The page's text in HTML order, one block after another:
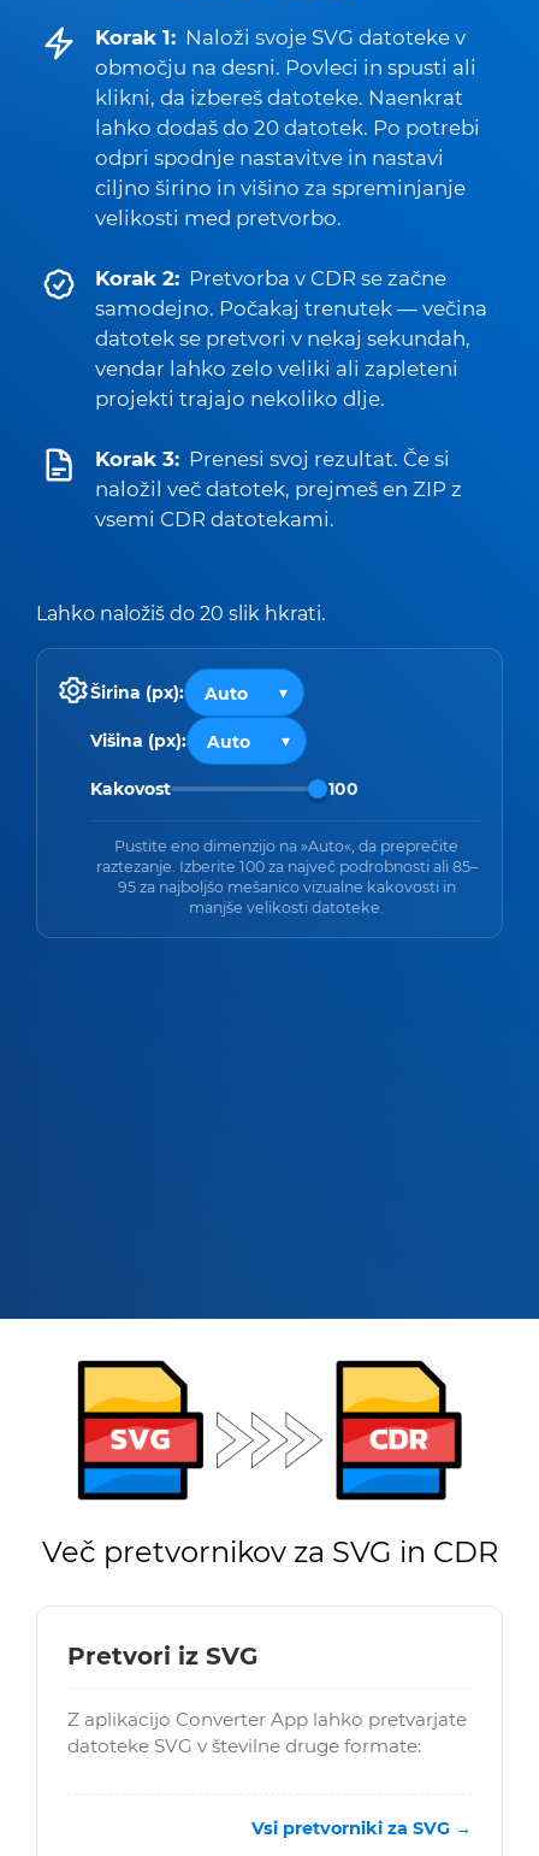
Korak 1: Naloži svoje SVG datoteke v
območju na desni. Povleci in spusti ali
klikni, da izbereš datoteke. Naenkrat
lahko dodaš do 20 datotek. Po potrebi
odpri spodnje nastavitve in nastavi
ciljno širino in višino za spreminjanje
velikosti med pretvorbo.
Korak 2: Pretvorba v CDR se začne
samodejno. Počakaj trenutek — večina
datotek se pretvori v nekaj sekundah,
vendar lahko zelo veliki ali zapleteni
projekti trajajo nekoliko dlje.
Korak 3: Prenesi svoj rezultat. Če si
naložil več datotek, prejmeš en ZIP z
vsemi CDR datotekami.
Lahko naložiš do 20 slik hkrati.
Širina (px):
Višina (px):
Kakovost 100
Pustite eno dimenzijo na »Auto«, da preprečite
raztezanje. Izberite 100 za največ podrobnosti ali 85–
95 za najboljšo mešanico vizualne kakovosti in
manjše velikosti datoteke.
Več pretvornikov za SVG in CDR
Pretvori iz SVG
Z aplikacijo Converter App lahko pretvarjate
datoteke SVG v številne druge formate:
Vsi pretvorniki za SVG →